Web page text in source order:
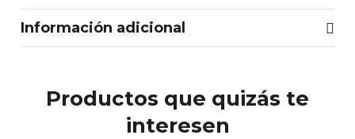
Información adicional
Productos que quizás te
interesen